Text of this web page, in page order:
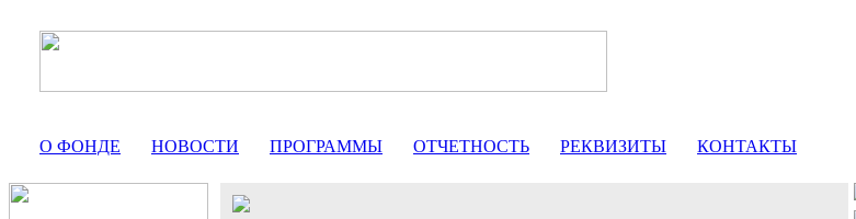
О ФОНДЕ НОВОСТИ ПРОГРАММЫ ОТЧЕТНОСТЬ РЕКВИЗИТЫ КОНТАКТЫ